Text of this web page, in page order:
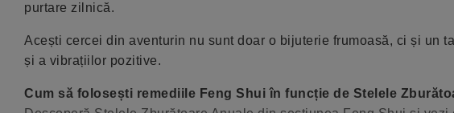
purtare zilnică.
Acești cercei din aventurin nu sunt doar o bijuterie frumoasă, ci și un
și a vibrațiilor pozitive.
Cum să folosești remediile Feng Shui în funcție de Stelele